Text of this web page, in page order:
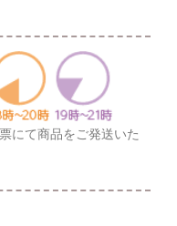
にて商品をご発送いた